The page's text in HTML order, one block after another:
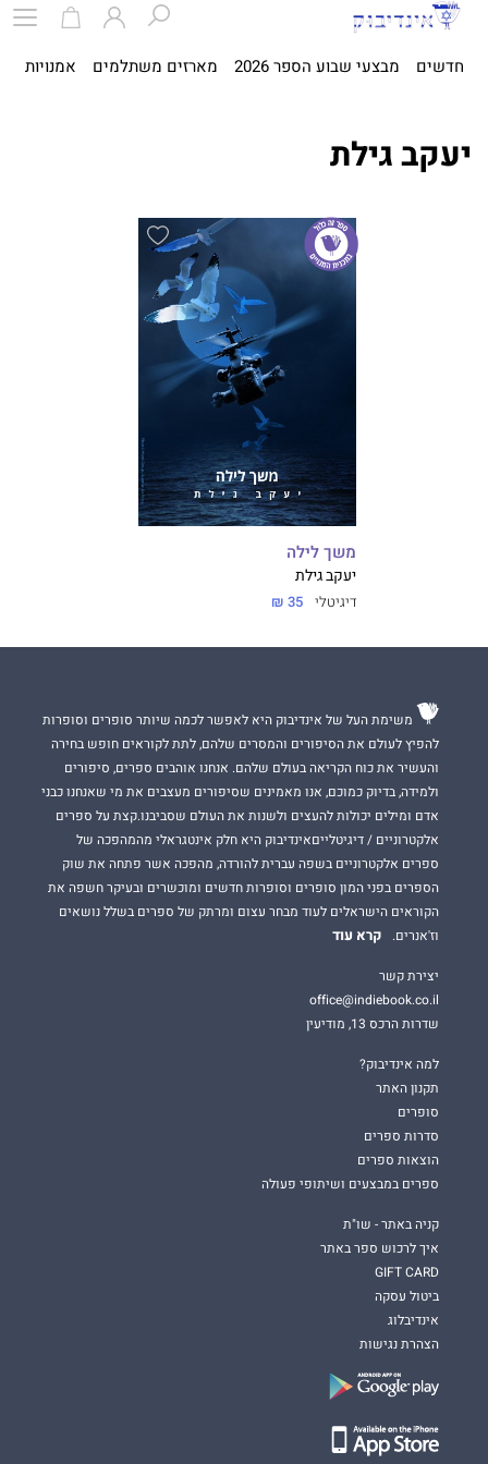
חדשים מבצעי שבוע הספר 2026 מארזים משתלמים אמנויות
יעקב גילת
משך לילה
יעקב גילת
דיגיטלי 35 ₪
משימת העל של אינדיבוק היא לאפשר לכמה שיותר סופרים וסופרות
להפיץ לעולם את הסיפורים והמסרים שלהם, לתת לקוראים חופש בחירה
והעשיר את כוח הקריאה בעולם שלהם. אנחנו אוהבים ספרים, סיפורים
ולמידה, בדיוק כמוכם, אנו מאמינים שסיפורים מעצבים את מי שאנחנו כבני
אדם ומילים יכולות להעצים ולשנות את העולם שסביבנו.קצת על ספרים
אלקטרוניים / דיגיטלייםאינדיבוק היא חלק אינטגראלי מהמהפכה של
ספרים אלקטרוניים בשפה עברית להורדה, מהפכה אשר פתחה את שוק
הספרים בפני המון סופרים וסופרות חדשים ומוכשרים ובעיקר חשפה את
הקוראים הישראלים לעוד מבחר עצום ומרתק של ספרים בשלל נושאים
וז'אנרים.
קרא עוד
יצירת קשר
office@indiebook.co.il
שדרות הרכס 13, מודיעין
למה אינדיבוק?
תקנון האתר
סופרים
סדרות ספרים
הוצאות ספרים
ספרים במבצעים ושיתופי פעולה
קניה באתר - שו"ת
איך לרכוש ספר באתר
GIFT CARD
ביטול עסקה
אינדיבלוג
הצהרת נגישות